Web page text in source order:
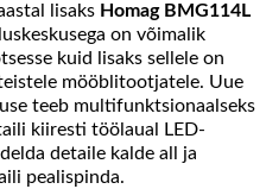
lisaks Homag BMG114L
on võimalik
kuid lisaks sellele on
mööblitootjatele. Uue
teeb multifunktsionaalseks
kiiresti töölaual LED-
detaile kalde all ja
pealispinda.